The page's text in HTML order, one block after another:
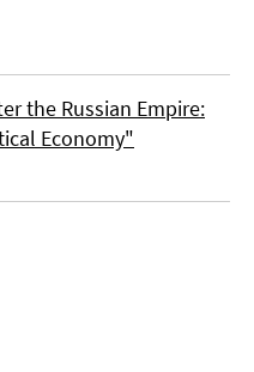
the Russian Empire:
Economy"